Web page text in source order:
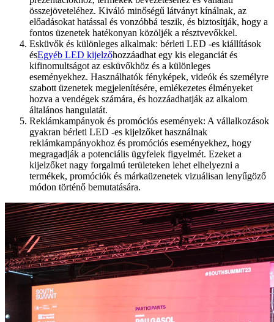
összejöveteléhez. Kiváló minőségű látványt kínálnak, az
előadásokat hatással és vonzóbbá teszik, és biztosítják, hogy a
fontos üzenetek hatékonyan közöljék a résztvevőkkel.
Esküvők és különleges alkalmak: bérleti LED -es kiállítások
ésEgyéb LED kijelzőhozzáadhat egy kis eleganciát és
kifinomultságot az esküvőkhöz és a különleges
eseményekhez. Használhatók fényképek, videók és személyre
szabott üzenetek megjelenítésére, emlékezetes élményeket
hozva a vendégek számára, és hozzáadhatják az alkalom
általános hangulatát.
Reklámkampányok és promóciós események: A vállalkozások
gyakran bérleti LED -es kijelzőket használnak
reklámkampányokhoz és promóciós eseményekhez, hogy
megragadják a potenciális ügyfelek figyelmét. Ezeket a
kijelzőket nagy forgalmú területeken lehet elhelyezni a
termékek, promóciók és márkaüzenetek vizuálisan lenyűgöző
módon történő bemutatására.